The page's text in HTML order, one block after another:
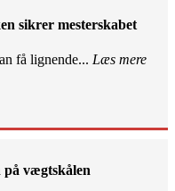
sikrer mesterskabet
få lignende... Læs mere
på vægtskålen